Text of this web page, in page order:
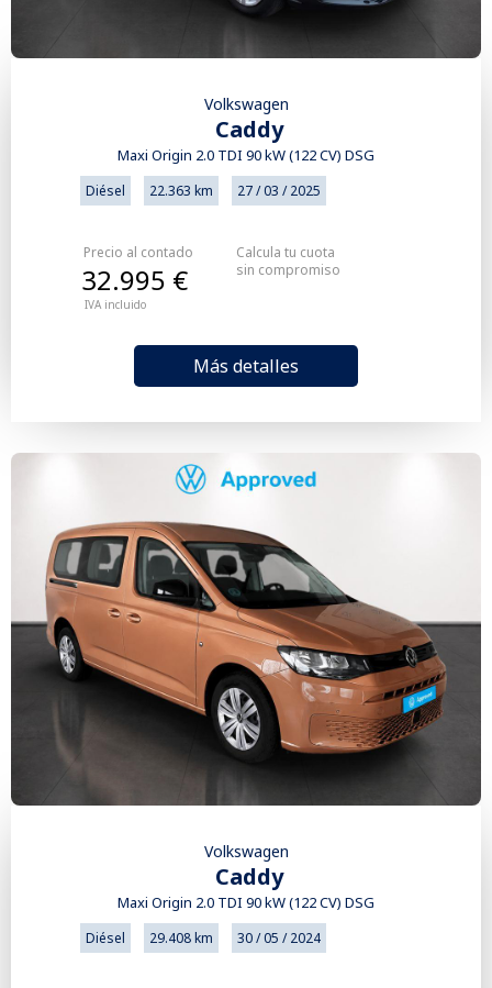
Volkswagen
Caddy
Maxi Origin 2.0 TDI 90 kW (122 CV) DSG
Diésel 22.363 km 27 / 03 / 2025
Precio al contado
IVA incluido
32.995 €
Más detalles
Calcula tu cuota
sin compromiso
Volkswagen
Caddy
Maxi Origin 2.0 TDI 90 kW (122 CV) DSG
Diésel 29.408 km 30 / 05 / 2024